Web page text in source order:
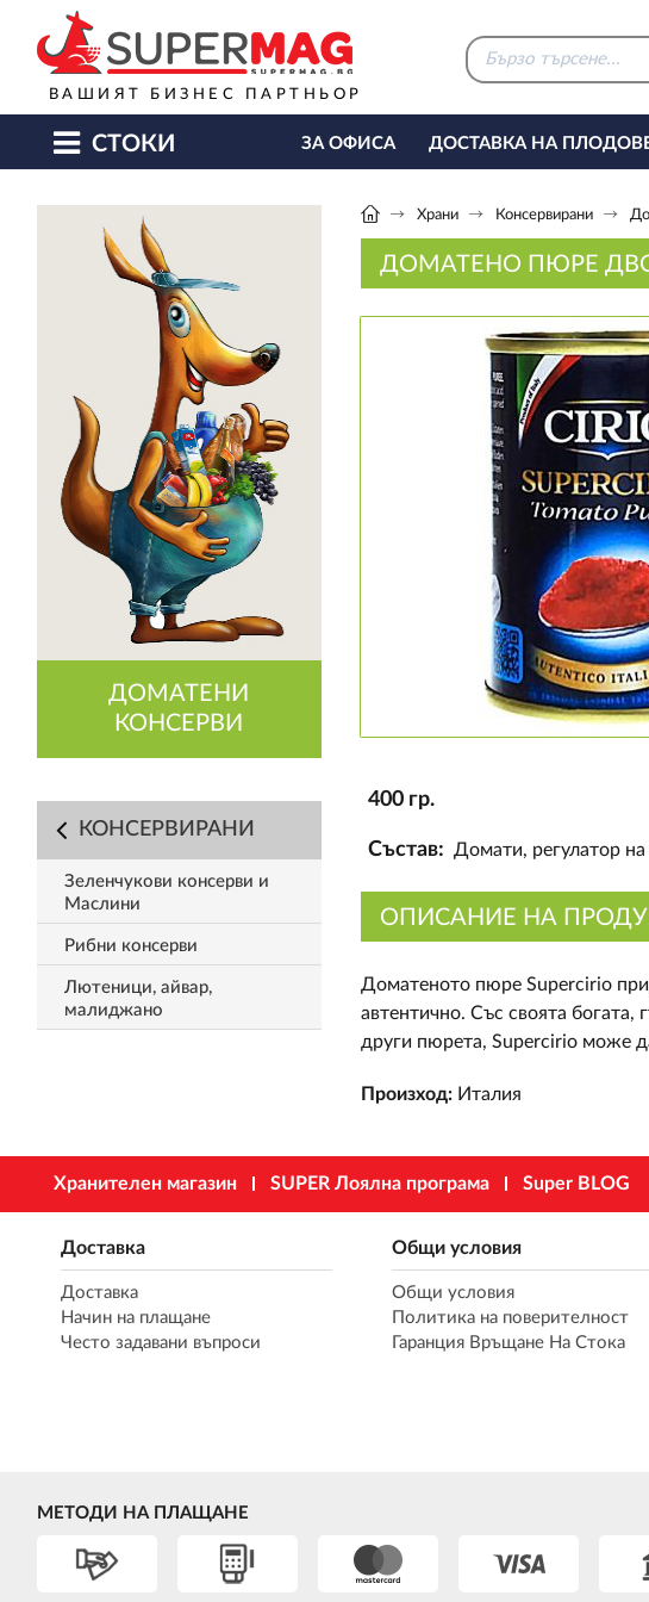
ВАШИЯТ БИЗНЕС ПАРТНЬОР
СТОКИ ЗА ОФИСА ДОСТАВКА НА
ДОМАТЕНИ
КОНСЕРВИ
КОНСЕРВИРАНИ
Зеленчукови консерви и
Маслини
Рибни консерви
Лютеници, айвар,
малиджано
Храни Консервирани
ДОМАТЕНО ПЮРЕ
400 гр.
Състав: Домати, регулатор
ОПИСАНИЕ НА
Доматеното пюре Supercirio
автентично. Със своята
други пюрета, Supercirio може
Произход:Италия
Хранителен магазин SUPER Лоялна програма Super BLOG
Доставка
Доставка
Начин на плащане
Често задавани въпроси
Общи условия
Общи условия
Политика на поверителност
Гаранция Връщане На Стока
МЕТОДИ НА ПЛАЩАНЕ